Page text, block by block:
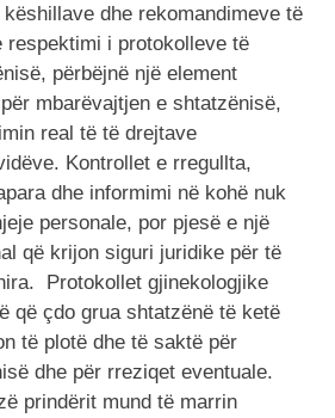
dhe rekomandimeve të
respektimi i protokolleve të
përbëjnë një element
mbarëvajtjen e shtatzënisë,
real të të drejtave
Kontrollet e rregullta,
dhe informimi në kohë nuk
personale, por pjesë e një
që krijon siguri juridike për të
Protokollet gjinekologjike
që çdo grua shtatzënë të ketë
të plotë dhe të saktë për
dhe për rreziqet eventuale.
prindërit mund të marrin